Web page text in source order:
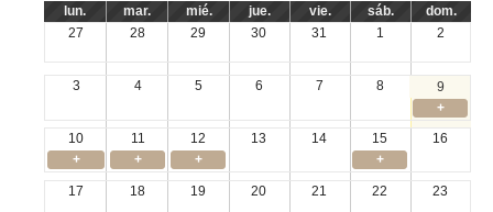
lun. mar. mié. jue. vie. sáb.
dom.
27
28 29 30 31 1 2
3 4 5 6 7 8
9
+
10
11 12 13 14 15
16
+
+ + +
17 18 19 20 21 22 23